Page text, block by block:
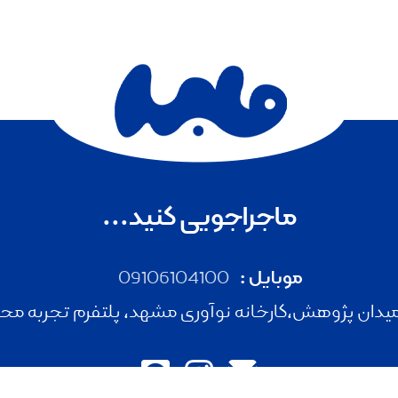
ماجراجویی کنید...
موبایل : 09106104100
پژوهش،کارخانه نوآوری مشهد، پلتفرم تجربه